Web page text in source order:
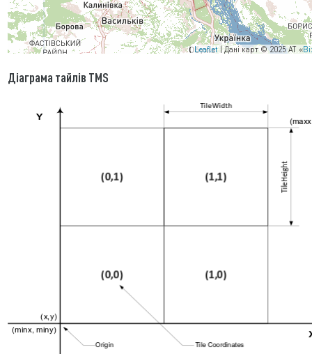
Leaflet| Дані карт © 2025 АТ «
Діаграма тайлів TMS